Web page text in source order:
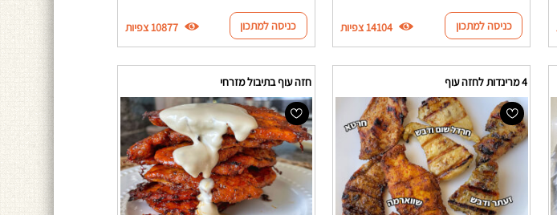
כניסה למתכון 14104 צפיות כניסה למתכון 10877 צפיות
4 מרינדות לחזה עוף חזה עוף בתיבול מזרחי